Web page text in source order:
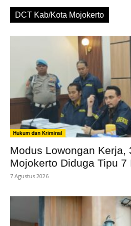
DCT Kab/Kota Mojokerto
Hukum dan Kriminal
Modus Lowongan Kerja,
Mojokerto Diduga Tipu 7
7 Agustus 2026